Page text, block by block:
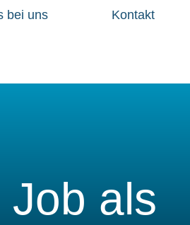
bei uns Kontakt
Job als